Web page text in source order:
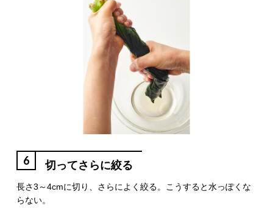
6 切ってさらに絞る
長さ3～4cmに切り、さらによく絞る。こうすると水っぽくな
らない。